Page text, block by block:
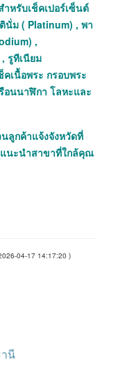
หรับเช็คเปอร์เซ็นต์
นั่ม ( Platinum) , พา
,
รูทีเนียม
เนื้อพระ กรอบพระ
อนนาฬิกา โลหะและ
ลูกค้าแจ้งจังหวัดที่
แนะนำสาขาที่ใกล้คุณ
04-17 14:17:20 )
นี